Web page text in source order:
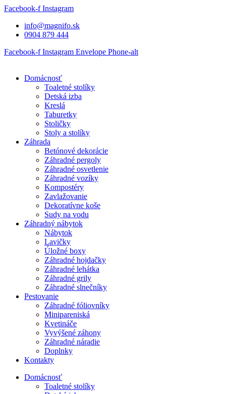
Preskočiť
obsah
Facebook-f Instagram
info@magnifo.sk
0904 879 444
Facebook-f Instagram Envelope Phone-alt
Domácnosť
Toaletné stolíky
Detská izba
Kreslá
Taburetky
Stoličky
Stoly a stolíky
Záhrada
Betónové dekorácie
Záhradné pergoly
Záhradné osvetlenie
Záhradné vozíky
Kompostéry
Zavlažovanie
Dekoratívne koše
Sudy na vodu
Záhradný nábytok
Nábytok
Lavičky
Úložné boxy
Záhradné hojdačky
Záhradné lehátka
Záhradné grily
Záhradné slnečníky
Pestovanie
Záhradné fóliovníky
Minipareniská
Kvetináče
Vyvýšené záhony
Záhradné náradie
Doplnky
Kontakty
Domácnosť
Toaletné stolíky